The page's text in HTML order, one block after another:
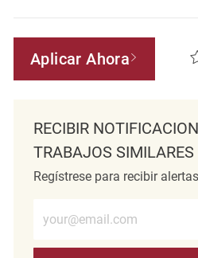
Aplicar Ahora
RECIBIR
TRABAJOS SIMILARES
Regístrese para recibir